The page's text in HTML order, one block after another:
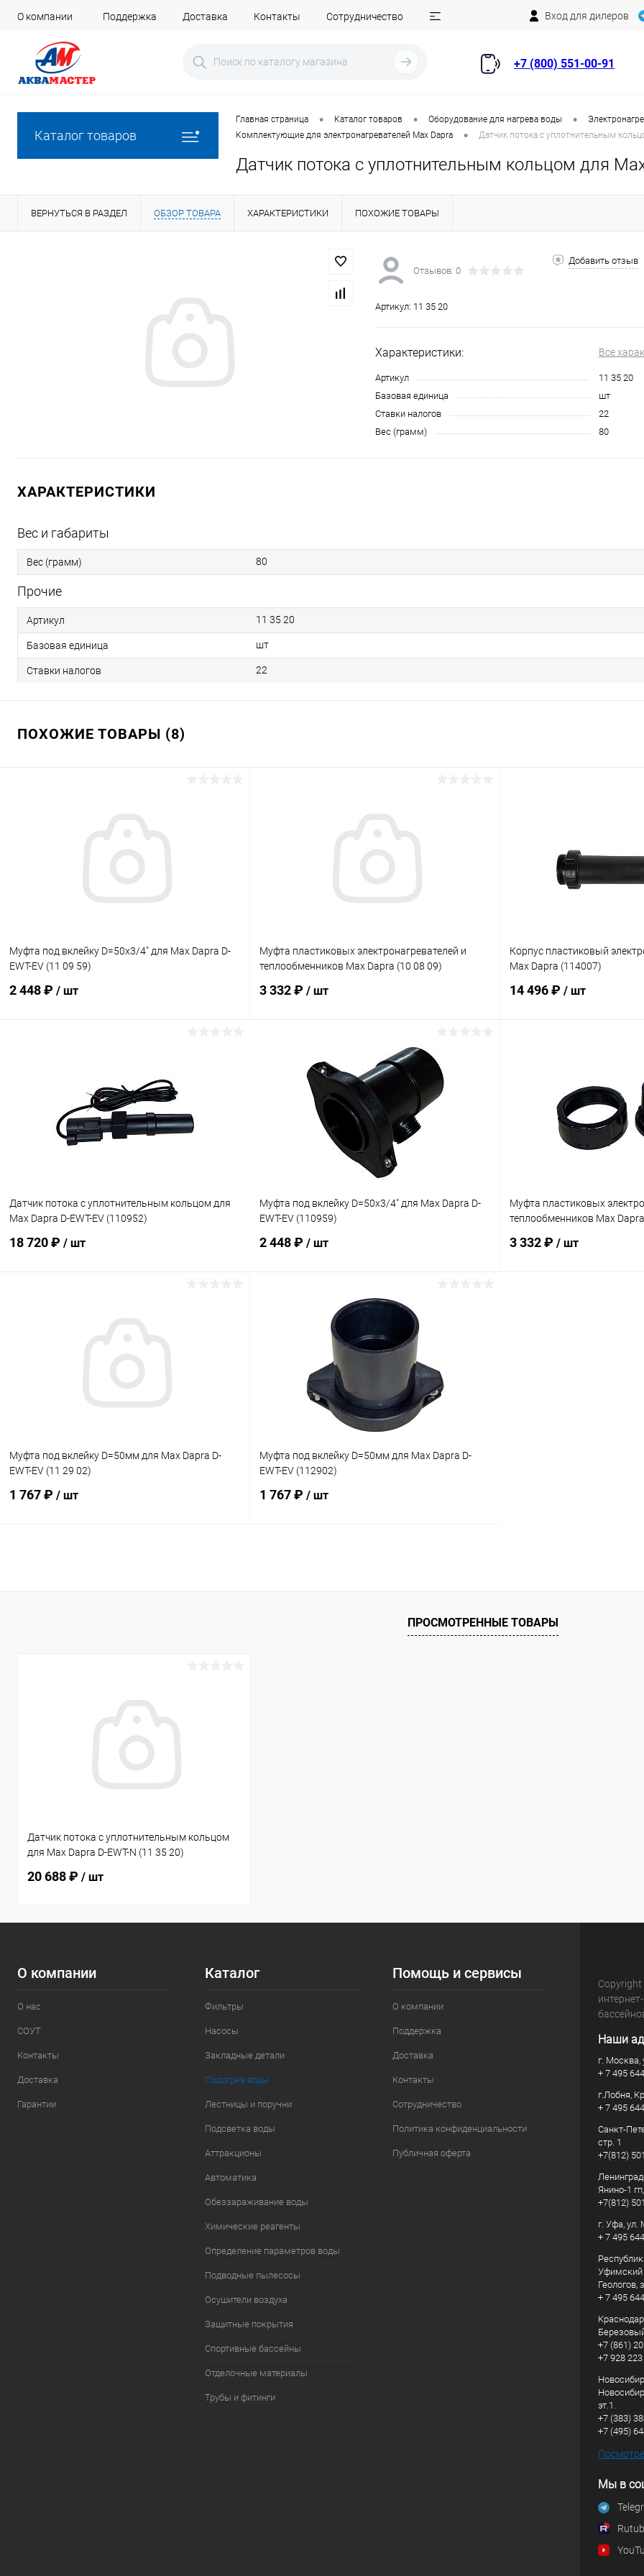
О компании Поддержка Доставка Контакты Сотрудничество Вход для дилеров
+7 (800) 551-00-91
Каталог товаров
Главная страница • Каталог товаров • Оборудование для нагрева воды •
Комплектующие для электронагревателей Max Dapra • Датчик потока с уплотнительным
Датчик потока с уплотнительным кольцом для
ВЕРНУТЬСЯ В РАЗДЕЛ ОБЗОР ТОВАРА ХАРАКТЕРИСТИКИ ПОХОЖИЕ ТОВАРЫ
Отзывов: 0
Добавить отзыв
Артикул: 11 35 20
Характеристики: Все
Артикул
11 35 20
Базовая единица
шт
Ставки налогов
22
Вес (грамм)
80
ХАРАКТЕРИСТИКИ
Вес и габариты
Вес (грамм) 80
Прочие
Артикул 11 35 20
Базовая единица шт
Ставки налогов 22
ПОХОЖИЕ ТОВАРЫ (8)
Муфта под вклейку D=50х3/4" для Max Dapra D-
EWT-EV (11 09 59)
2 448 ₽ / шт
К сравнению Под заказ
Муфта пластиковых электронагревателей и
теплообменников Max Dapra (10 08 09)
3 332 ₽ / шт
В корзину
В избранное
К сравнению Под заказ
Корпус пластиковый
Max Dapra (114007)
14 496 ₽ / шт
В избранное
К сравнению
Датчик потока с уплотнительным кольцом для
Max Dapra D-EWT-EV (110952)
18 720 ₽ / шт
Муфта под вклейку D=50х3/4" для Max Dapra D-
EWT-EV (110959)
2 448 ₽ / шт
В корзину
К сравнению В наличии
Муфта пластиковых
теплообменников Max
3 332 ₽ / шт
Муфта под вклейку D=50мм для Max Dapra D-
EWT-EV (11 29 02)
1 767 ₽ / шт
В избранное
Муфта под вклейку D=50мм для Max Dapra D-
EWT-EV (112902)
1 767 ₽ / шт
В избранное
В наличии
ПРОСМОТРЕННЫЕ ТОВАРЫ
Датчик потока с уплотнительным кольцом
для Max Dapra D-EWT-N (11 35 20)
20 688 ₽ / шт
О компании
О нас
СОУТ
Контакты
Доставка
Гарантии
Каталог
Фильтры
Насосы
Закладные детали
Подогрев воды
Лестницы и поручни
Подсветка воды
Аттракционы
Автоматика
Обеззараживание воды
Химические реагенты
Определение параметров воды
Подводные пылесосы
Осушители воздуха
Защитные покрытия
Спортивные бассейны
Отделочные материалы
Трубы и фитинги
Помощь и сервисы
О компании
Поддержка
Доставка
Контакты
Сотрудничество
Политика конфиденциальности
Публичная оферта
Наши
г. Москва,
+ 7 495
г.Лобня,
+ 7 495
Санкт-
стр. 1
+7(812)
Янино-1
+7(812)
г. Уфа, ул.
+ 7 495
Уфимский
Геологов,
+ 7 495
+7 (861)
+7 928
эт.1.
+7 (383)
+7 (495)
Мы в